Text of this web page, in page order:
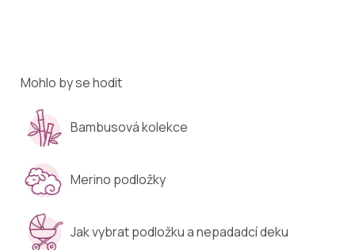
Mohlo by se hodit
Bambusová kolekce
Merino podložky
Jak vybrat podložku a nepadadcí deku